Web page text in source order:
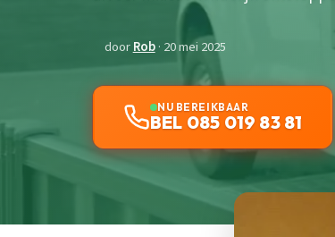
doorRob· 20 mei 2025
NU BEREIKBAAR
BEL 085 019 83 81